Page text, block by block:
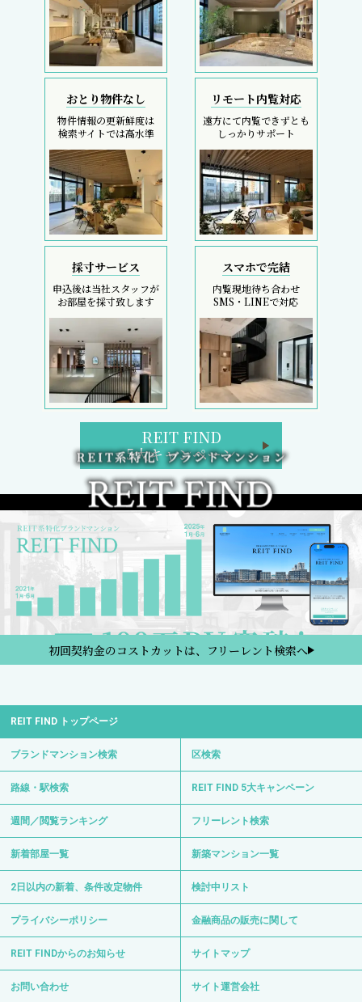
おとり物件なし
物件情報の更新鮮度は
検索サイトでは高水準
リモート内覧対応
遠方にて内覧できずとも
しっかりサポート
採寸サービス
申込後は当社スタッフが
お部屋を採寸致します
スマホで完結
内覧現地待ち合わせ
SMS・LINEで対応
REIT FIND
5大キャンペーン
初回契約金のコストカットは、フリーレント検索へ
REIT FIND トップページ
ブランドマンション検索 区検索
路線・駅検索 REIT FIND 5大キャンペーン
週間／閲覧ランキング フリーレント検索
新着部屋一覧 新築マンション一覧
2日以内の新着、条件改定物件 検討中リスト
プライバシーポリシー 金融商品の販売に関して
REIT FINDからのお知らせ サイトマップ
お問い合わせ サイト運営会社